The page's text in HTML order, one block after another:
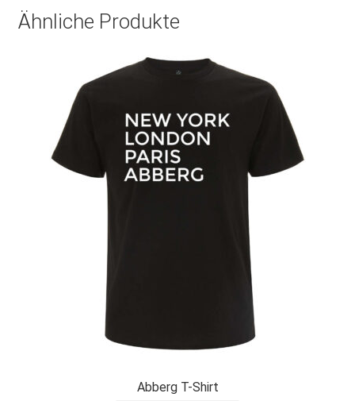
Ähnliche Produkte
Abberg T-Shirt